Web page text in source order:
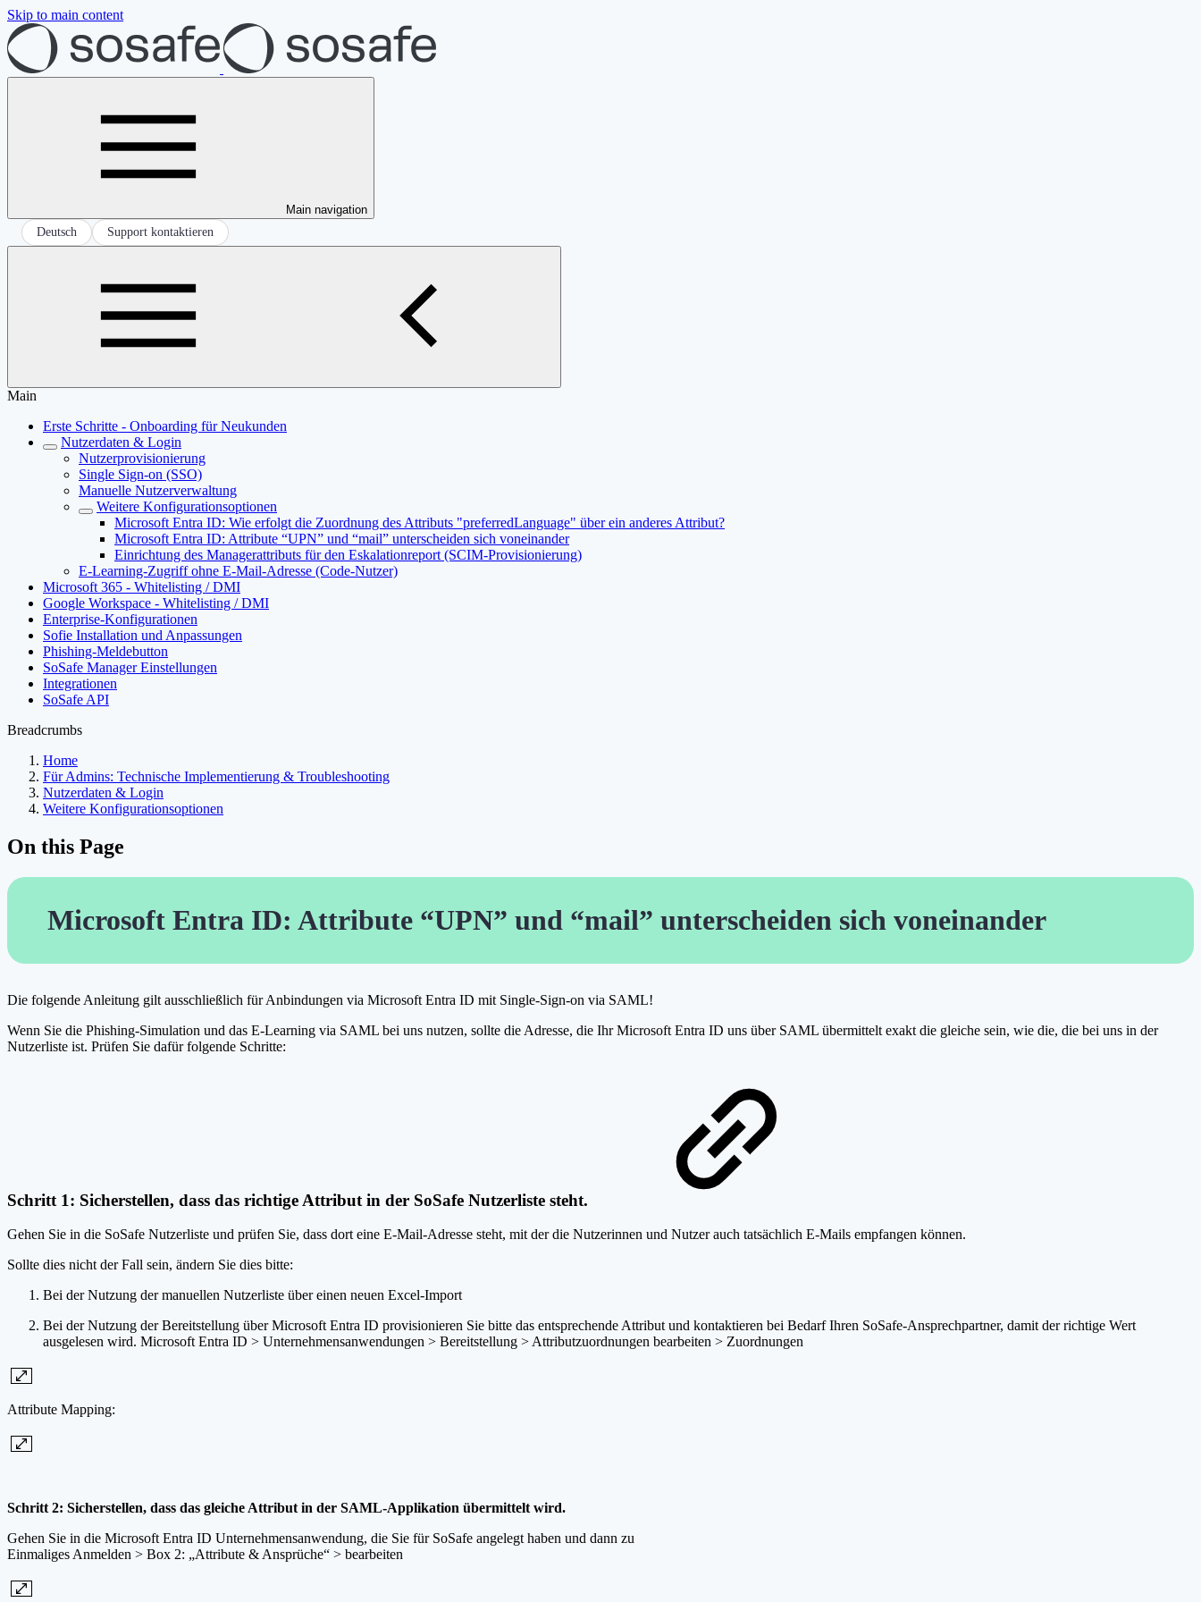
Skip to main content
Main navigation
Deutsch
Support kontaktieren
Main
Erste Schritte - Onboarding für Neukunden
Nutzerdaten & Login
Nutzerprovisionierung
Single Sign-on (SSO)
Manuelle Nutzerverwaltung
Weitere Konfigurationsoptionen
Microsoft Entra ID: Wie erfolgt die Zuordnung des Attributs "preferredLanguage" über ein anderes Attribut?
Microsoft Entra ID: Attribute “UPN” und “mail” unterscheiden sich voneinander
Einrichtung des Managerattributs für den Eskalationreport (SCIM-Provisionierung)
E-Learning-Zugriff ohne E-Mail-Adresse (Code-Nutzer)
Microsoft 365 - Whitelisting / DMI
Google Workspace - Whitelisting / DMI
Enterprise-Konfigurationen
Sofie Installation und Anpassungen
Phishing-Meldebutton
SoSafe Manager Einstellungen
Integrationen
SoSafe API
Breadcrumbs
Home
Für Admins: Technische Implementierung & Troubleshooting
Nutzerdaten & Login
Weitere Konfigurationsoptionen
On this Page
Microsoft Entra ID: Attribute “UPN” und “mail” unterscheiden sich voneinander
Die folgende Anleitung gilt ausschließlich für Anbindungen via Microsoft Entra ID mit Single-Sign-on via SAML!
Wenn Sie die Phishing-Simulation und das E-Learning via SAML bei uns nutzen, sollte die Adresse, die Ihr Microsoft Entra ID uns über SAML übermittelt exakt die gleiche sein, wie die, die bei uns in der
Nutzerliste ist. Prüfen Sie dafür folgende Schritte:
Schritt 1: Sicherstellen, dass das richtige Attribut in der SoSafe Nutzerliste steht.
Gehen Sie in die SoSafe Nutzerliste und prüfen Sie, dass dort eine E-Mail-Adresse steht, mit der die Nutzerinnen und Nutzer auch tatsächlich E-Mails empfangen können.
Sollte dies nicht der Fall sein, ändern Sie dies bitte:
Bei der Nutzung der manuellen Nutzerliste über einen neuen Excel-Import
Bei der Nutzung der Bereitstellung über Microsoft Entra ID provisionieren Sie bitte das entsprechende Attribut und kontaktieren bei Bedarf Ihren SoSafe-Ansprechpartner, damit der richtige Wert
ausgelesen wird. Microsoft Entra ID > Unternehmensanwendungen > Bereitstellung > Attributzuordnungen bearbeiten > Zuordnungen
Attribute Mapping:
Schritt 2: Sicherstellen, dass das gleiche Attribut in der SAML-Applikation übermittelt wird.
Gehen Sie in die Microsoft Entra ID Unternehmensanwendung, die Sie für SoSafe angelegt haben und dann zu
Einmaliges Anmelden > Box 2: „Attribute & Ansprüche“ > bearbeiten